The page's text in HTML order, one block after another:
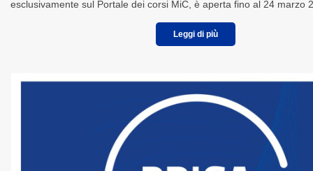
esclusivamente sul Portale dei corsi MiC, è aperta fino al 24 marzo
Leggi di più